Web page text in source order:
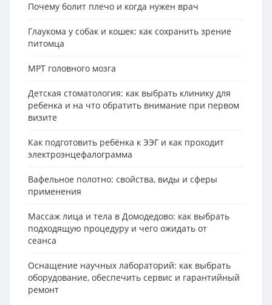
Почему болит плечо и когда нужен врач
Глаукома у собак и кошек: как сохранить зрение
питомца
МРТ головного мозга
Детская стоматология: как выбрать клинику для
ребенка и на что обратить внимание при первом
визите
Как подготовить ребёнка к ЭЭГ и как проходит
электроэнцефалограмма
Вафельное полотно: свойства, виды и сферы
применения
Массаж лица и тела в Домодедово: как выбрать
подходящую процедуру и чего ожидать от
сеанса
Оснащение научных лабораторий: как выбрать
оборудование, обеспечить сервис и гарантийный
ремонт